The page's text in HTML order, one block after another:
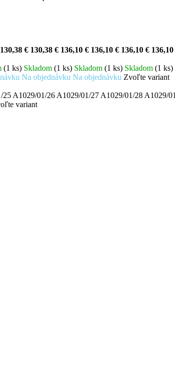
130,38 € 130,38 € 136,10 € 136,10 € 136,10 € 136,10
(1 ks) Skladom (1 ks) Skladom (1 ks) Skladom (1 ks)
Na objednávku Na objednávku Zvoľte variant
25 A1029/01/26 A1029/01/27 A1029/01/28 A1029/
variant